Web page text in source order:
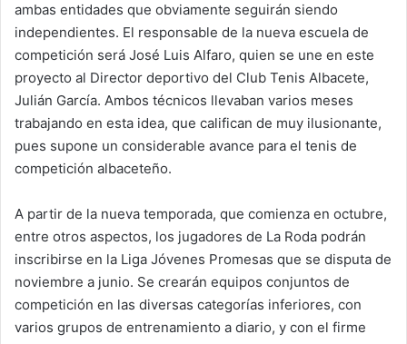
ambas entidades que obviamente seguirán siendo
independientes. El responsable de la nueva escuela de
competición será José Luis Alfaro, quien se une en este
proyecto al Director deportivo del Club Tenis Albacete,
Julián García. Ambos técnicos llevaban varios meses
trabajando en esta idea, que califican de muy ilusionante,
pues supone un considerable avance para el tenis de
competición albaceteño.
A partir de la nueva temporada, que comienza en octubre,
entre otros aspectos, los jugadores de La Roda podrán
inscribirse en la Liga Jóvenes Promesas que se disputa de
noviembre a junio. Se crearán equipos conjuntos de
competición en las diversas categorías inferiores, con
varios grupos de entrenamiento a diario, y con el firme